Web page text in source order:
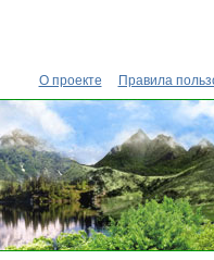
О проекте Правила